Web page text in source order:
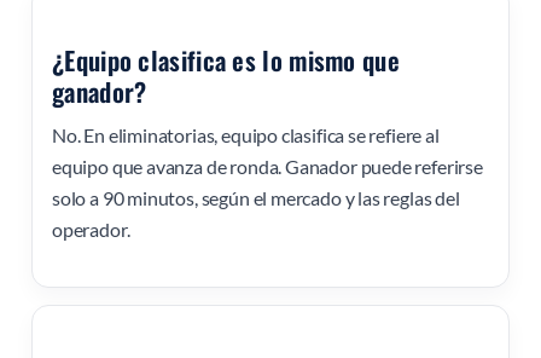
¿Equipo clasifica es lo mismo que
ganador?
No. En eliminatorias, equipo clasifica se refiere al
equipo que avanza de ronda. Ganador puede referirse
solo a 90 minutos, según el mercado y las reglas del
operador.